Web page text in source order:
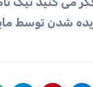
شدن توسط